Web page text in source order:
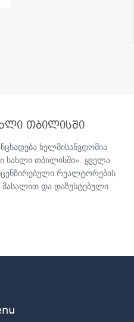
თბილისში
ხელმისაწვდომია
სახლი თბილისში». ყველა
რეალტორების
და დაზუსტებული